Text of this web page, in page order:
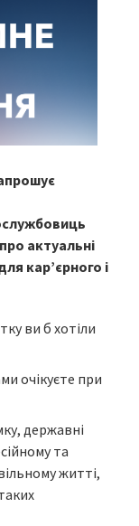
актуальні
кар’єрного і
ви б хотіли
очікуєте при
державні
та
житті,